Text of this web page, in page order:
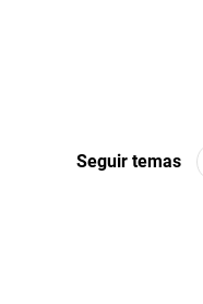
Seguir temas